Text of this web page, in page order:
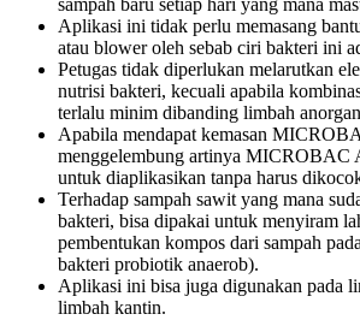
sampah baru setiap hari yang mana
Aplikasi ini tidak perlu memasang
atau blower oleh sebab ciri bakteri ini
Petugas tidak diperlukan melarutkan
nutrisi bakteri, kecuali apabila
terlalu minim dibanding limbah
Apabila mendapat kemasan
menggelembung artinya MICROBAC
untuk diaplikasikan tanpa harus
Terhadap sampah sawit yang mana
bakteri, bisa dipakai untuk menyiram
pembentukan kompos dari sampah
bakteri probiotik anaerob).
Aplikasi ini bisa juga digunakan pada
limbah kantin.